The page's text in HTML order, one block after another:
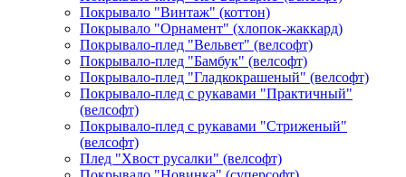
Покрывало "Винтаж" (коттон)
Покрывало "Орнамент" (хлопок-жаккард)
Покрывало-плед "Вельвет" (велсофт)
Покрывало-плед "Бамбук" (велсофт)
Покрывало-плед "Гладкокрашеный" (велсофт)
Покрывало-плед с рукавами "Практичный"
(велсофт)
Покрывало-плед с рукавами "Стриженый"
(велсофт)
Плед "Хвост русалки" (велсофт)